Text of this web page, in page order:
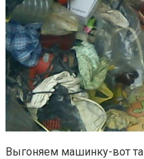
Выгоняем машинку-вот